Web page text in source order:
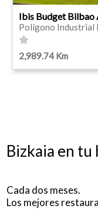
Ibis Budget Bilbao
Polígono
2,989.74 Km
Bizkaia en tu
Cada dos meses.
Los mejores